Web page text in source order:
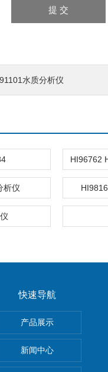
水质分析仪
析仪
850 HD
快速导航
产品展示
新闻中心